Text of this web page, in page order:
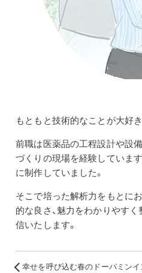
もともと技術的なことが大好き
前職は医薬品の工程設計や設
づくりの現場を経験していま
に制作していました。
そこで培った解析力をもとに
的な良さ、魅力をわかりやす
信いたします。
幸せを呼び込む春のドーパミン